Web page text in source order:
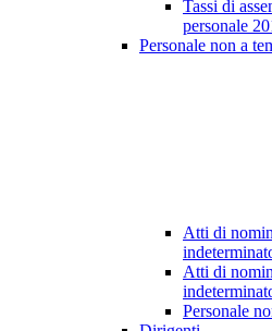
Tassi di
personale
Personale non a
Atti di
Atti di
Personale